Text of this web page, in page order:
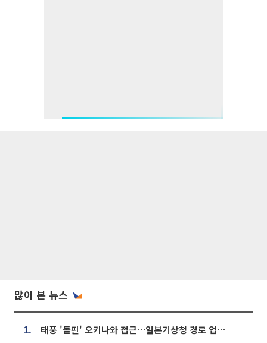
많이 본 뉴스
1. 태풍 '돌핀' 오키나와 접근…일본기상청 경로 업데이트